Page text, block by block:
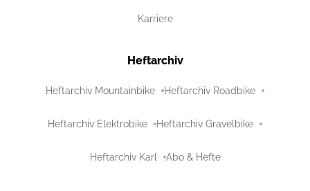
Karriere
Heftarchiv
Heftarchiv Mountainbike Heftarchiv Roadbike
Heftarchiv Elektrobike Heftarchiv Gravelbike
Heftarchiv Karl Abo & Hefte